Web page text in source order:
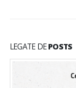
LEGATE DEPOSTS